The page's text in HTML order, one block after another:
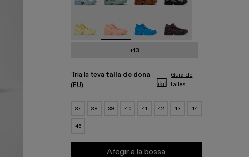
+13
Tria la teva talla de dona
(EU)
Guia de
talles
37 38 39 40 41 42 43 44
45
Afegir a la bossa